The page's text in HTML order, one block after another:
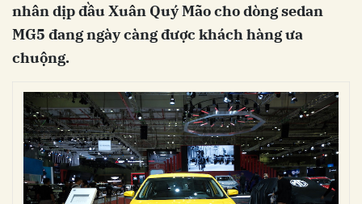
nhân dịp đầu Xuân Quý Mão cho dòng sedan
MG5 đang ngày càng được khách hàng ưa
chuộng.
Hủy